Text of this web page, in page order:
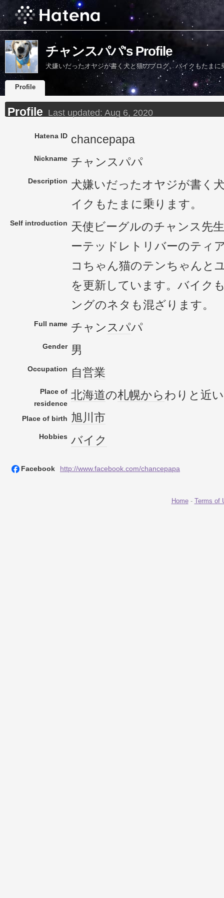
チャンスパパ's Profile
犬嫌いだったオヤジが書く犬と猫のブログ。バイクもたまに
Profile
Profile Last updated: Aug 6, 2020
Hatena ID chancepapa
Nickname チャンスパパ
Description 犬嫌いだったオヤジが書く
イクもたまに乗ります。
Self introduction 天使ビーグルのチャンス先
ーテッドレトリバーのティ
コちゃん猫のテンちゃんと
を更新しています。バイク
ングのネタも混ざります。
Full name チャンスパパ
Gender 男
Occupation 自営業
Place of
residence
北海道の札幌からわりと近い
Place of birth 旭川市
Hobbies バイク
Facebook http://www.facebook.com/chancepapa
Home- Terms of